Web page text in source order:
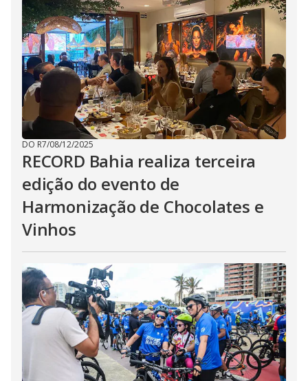
DO R7/08/12/2025
RECORD Bahia realiza terceira
edição do evento de
Harmonização de Chocolates e
Vinhos